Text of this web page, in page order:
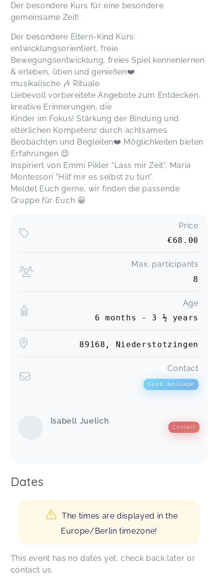
Der besondere Kurs für eine besondere
gemeinsame Zeit!
Der besondere Eltern-Kind Kurs:
entwicklungsorientiert, freie
Bewegungsentwicklung, freies Spiel kennenlernen
& erleben, üben und genießen❤️
musikalische 🎶 Rituale
Liebevoll vorbereitete Angebote zum Entdecken,
kreative Erinnerungen, die
Kinder im Fokus! Stärkung der Bindung und
elterlichen Kompetenz durch achtsames
Beobachten und Begleiten❤️ Möglichkeiten bieten
Erfahrungen 😉
Inspiriert von Emmi Pikler "Lass mir Zeit", Maria
Montessori "Hilf mir es selbst zu tun".
Meldet Euch gerne, wir finden die passende
Gruppe für Euch 😀
Price
€68.00
Max. participants
8
Age
6 months - 3 ½ years
89168, Niederstotzingen
Contact
Send message
Isabell Juelich
Contact
Dates
The times are displayed in the
Europe/Berlin timezone!
This event has no dates yet, check back later or
contact us.